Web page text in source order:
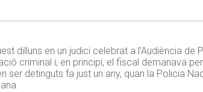
dilluns en un judici celebrat a l’Audiència de
criminal i, en principi, el fiscal demanava
ser detinguts fa just un any, quan la Policia